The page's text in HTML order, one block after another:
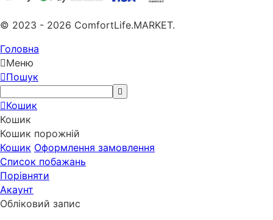
© 2023 - 2026 ComfortLife.MARKET.
Головна
Меню
Пошук
Кошик
Кошик
Кошик порожній
Кошик Оформлення замовлення
Список побажань
Порівняти
Акаунт
Обліковий запис